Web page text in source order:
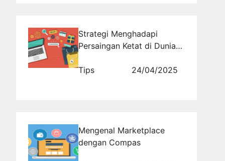
Strategi Menghadapi
Persaingan Ketat di Dunia
Tips
24/04/2025
Mengenal Marketplace
dengan Compas